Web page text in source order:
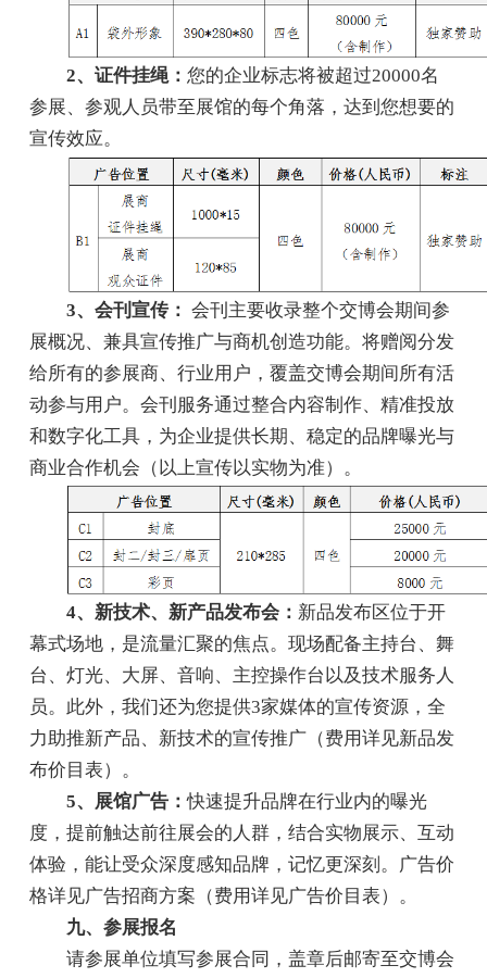
2、证件挂绳： 您的企业标志将被超过20000名
参展、参观人员带至展馆的每个角落，达到您想要的
宣传效应。
3、会刊宣传： 会刊主要收录整个交博会期间参
展概况、兼具宣传推广与商机创造功能。将赠阅分发
给所有的参展商、行业用户，覆盖交博会期间所有活
动参与用户。会刊服务通过整合内容制作、精准投放
和数字化工具，为企业提供长期、稳定的品牌曝光与
商业合作机会‌（以上宣传以实物为准）。
4、新技术、新产品发布会： 新品发布区位于开
幕式场地，是流量汇聚的焦点。现场配备主持台、舞
台、灯光、大屏、音响、主控操作台以及技术服务人
员。此外，我们还为您提供3家媒体的宣传资源，全
力助推新产品、新技术的宣传推广（费用详见新品发
布价目表）。
5、展馆广告：快速提升品牌在行业内的曝光
度，提前触达前往展会的人群，结合实物展示、互动
体验，能让受众深度感知品牌，记忆更深刻。广告价
格详见广告招商方案（费用详见广告价目表）。
九、参展报名
请参展单位填写参展合同，盖章后邮寄至交博会